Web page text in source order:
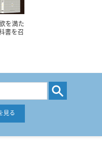
を満た
書を召
見る